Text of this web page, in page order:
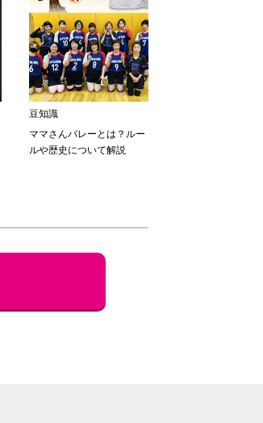
豆知識
ママさんバレーとは？ルー
ルや歴史について解説